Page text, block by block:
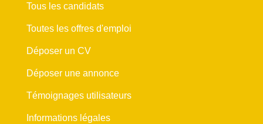
Tous les candidats
Toutes les offres d'emploi
Déposer un CV
Déposer une annonce
Témoignages utilisateurs
Informations légales